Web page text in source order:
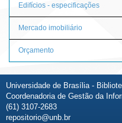
Edifícios - especificações
Mercado imobiliário
Orçamento
Universidade de Brasília -
Coordenadoria de Gestão da
(61) 3107-2683
repositorio@unb.br